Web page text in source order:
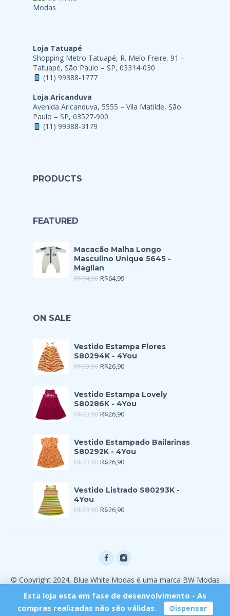
Loja Tatuapé
Shopping Metro Tatuapé, R. Melo Freire, 91 –
Tatuapé, São Paulo – SP, 03314-030
(11) 99388-1777
Loja Aricanduva
Avenida Aricanduva, 5555 – Vila Matilde, São
Paulo – SP, 03527-900
(11) 99388-3179
PRODUCTS
FEATURED
Macacão Malha Longo
Masculino Unique 5645 -
Maglian
R$74,90 R$64,99
ON SALE
Vestido Estampa Flores
S80294K - 4You
R$33,90 R$26,90
Vestido Estampa Lovely
S80286K - 4You
R$33,90 R$26,90
Vestido Estampado Bailarinas
S80292K - 4You
R$33,90 R$26,90
Vestido Listrado S80293K -
4You
R$33,90 R$26,90
© Copyright 2024, Blue White Modas é uma marca BW Modas
Esta loja esta em fase de desenvolvimento - As
compras realizadas não são válidas.
Dispensar